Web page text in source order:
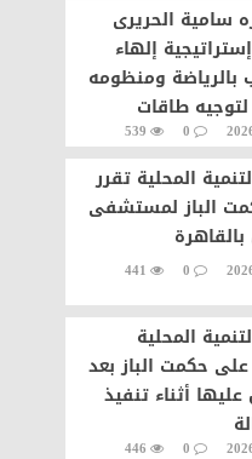
سامية الحريرى
إلهاء
بالرياضة ومنظومه
طاقات
التطور والابداع
0
539
المحلية تقرر
الباز لمستشفى
0
441
المحلية
حكمت الباز بعد
عليها أثناء تنفيذ
0
446